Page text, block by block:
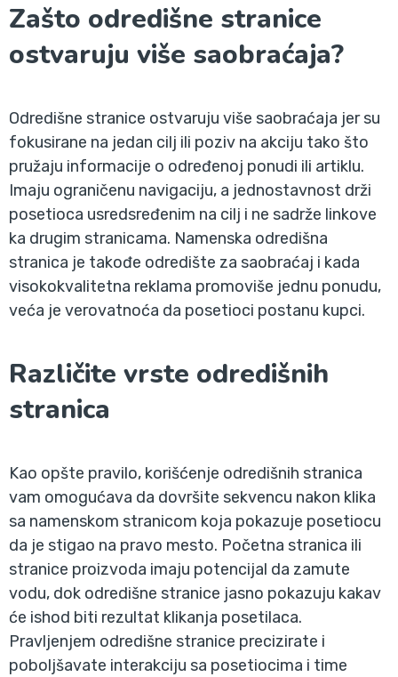
Zašto odredišne stranice
ostvaruju više saobraćaja?
Odredišne stranice ostvaruju više saobraćaja jer su
fokusirane na jedan cilj ili poziv na akciju tako što
pružaju informacije o određenoj ponudi ili artiklu.
Imaju ograničenu navigaciju, a jednostavnost drži
posetioca usredsređenim na cilj i ne sadrže linkove
ka drugim stranicama. Namenska odredišna
stranica je takođe odredište za saobraćaj i kada
visokokvalitetna reklama promoviše jednu ponudu,
veća je verovatnoća da posetioci postanu kupci.
Različite vrste odredišnih
stranica
Kao opšte pravilo, korišćenje odredišnih stranica
vam omogućava da dovršite sekvencu nakon klika
sa namenskom stranicom koja pokazuje posetiocu
da je stigao na pravo mesto. Početna stranica ili
stranice proizvoda imaju potencijal da zamute
vodu, dok odredišne stranice jasno pokazuju kakav
će ishod biti rezultat klikanja posetilaca.
Pravljenjem odredišne stranice precizirate i
poboljšavate interakciju sa posetiocima i time